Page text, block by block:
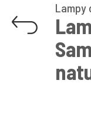
Lampy